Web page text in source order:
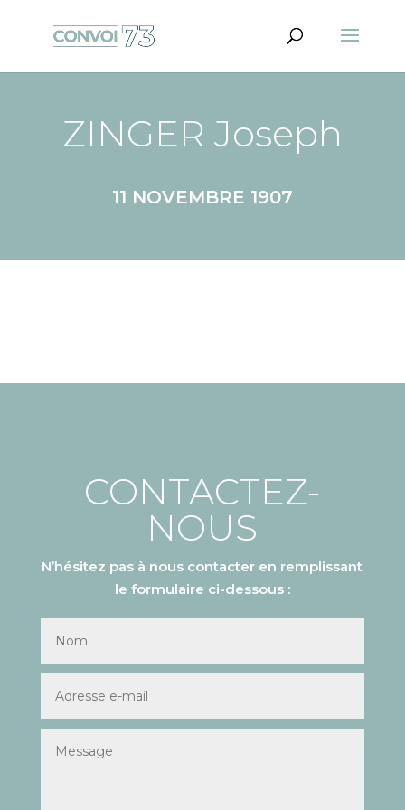
ZINGER Joseph
11 NOVEMBRE 1907
CONTACTEZ-
NOUS
N’hésitez pas à nous contacter en remplissant
le formulaire ci-dessous :